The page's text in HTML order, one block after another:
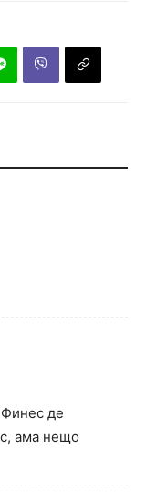
де
ама нещо